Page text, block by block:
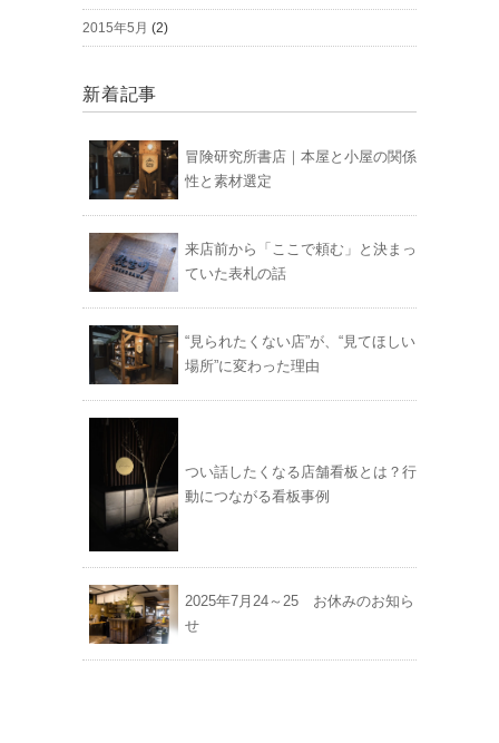
2015年5月 (2)
新着記事
冒険研究所書店｜本屋と小屋の関係
性と素材選定
来店前から「ここで頼む」と決まっ
ていた表札の話
“見られたくない店”が、“見てほしい
場所”に変わった理由
つい話したくなる店舗看板とは？行
動につながる看板事例
2025年7月24～25 お休みのお知ら
せ